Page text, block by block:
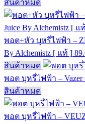
สินค้าหมด
พอต+หัว บุหรี่ไฟฟ้า –
By Alchemistz [ แท้ ]
สินค้าหมด
พอต บุหรี่ไฟฟ้า – Vazer
สินค้าหมด
พอต บุหรี่ไฟฟ้า – VEUZ